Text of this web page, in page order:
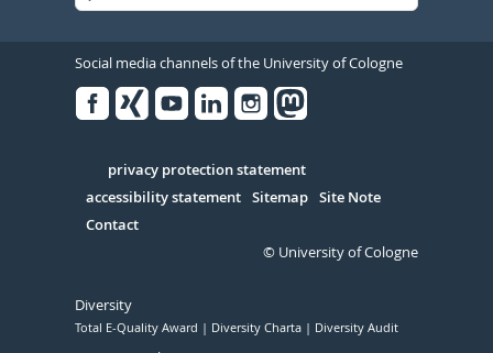
Social media channels of the University of Cologne
Serivce
privacy protection statement
accessibility statement Sitemap Site Note
Contact
© University of Cologne
Diversity
Total E-Quality Award Diversity Charta Diversity Audit